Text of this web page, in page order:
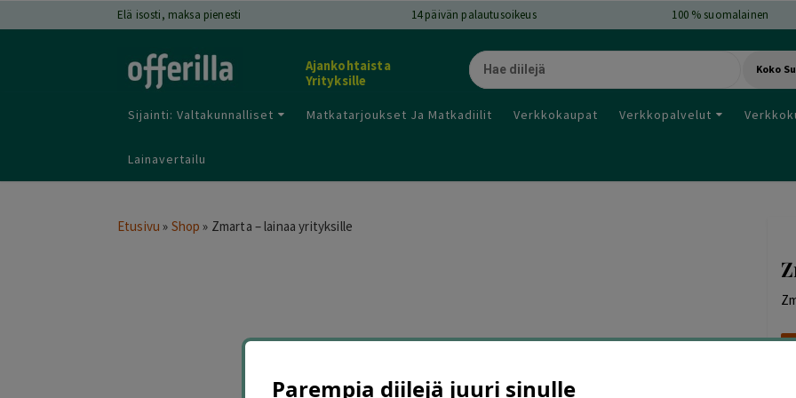
Elä isosti, maksa pienesti 14päivän palautusoikeus 100 % suomalainen
Ajankohtaista
Yrityksille
Koko
Sijainti: Valtakunnalliset Matkatarjoukset Ja Matkadiilit Verkkokaupat Verkkopalvelut
Lainavertailu
Etusivu » Shop » Zmarta – lainaa yrityksille
Parempia diilejä juuri sinulle